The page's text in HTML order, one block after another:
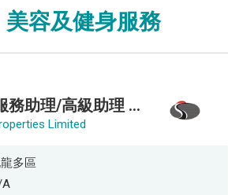
美容及健身服務
客戶服務助理/高級助理 (何文田住宅)
Limited
多區
A